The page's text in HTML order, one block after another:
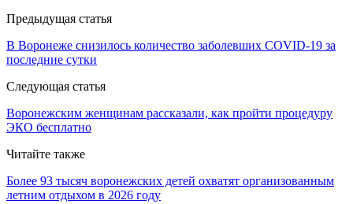
Предыдущая статья
В Воронеже снизилось количество заболевших COVID-19 за
последние сутки
Следующая статья
Воронежским женщинам рассказали, как пройти процедуру
ЭКО бесплатно
Читайте также
Более 93 тысяч воронежских детей охватят организованным
летним отдыхом в 2026 году